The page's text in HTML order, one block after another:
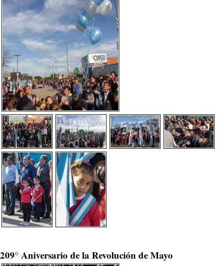
209° Aniversario de la Revolución de Mayo